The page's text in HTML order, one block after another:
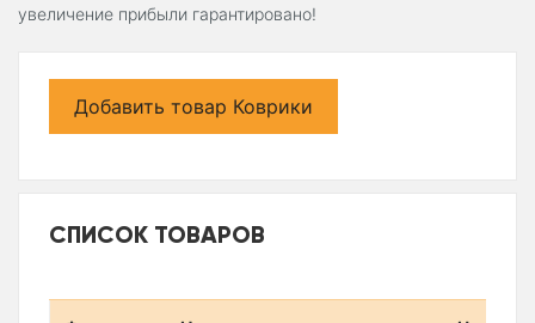
увеличение прибыли гарантировано!
Добавить товар Коврики
СПИСОК ТОВАРОВ